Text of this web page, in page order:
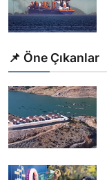
📌 Öne Çıkanlar